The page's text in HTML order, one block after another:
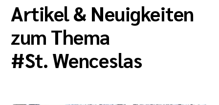
Artikel & Neuigkeiten
zum Thema
#St. Wenceslas